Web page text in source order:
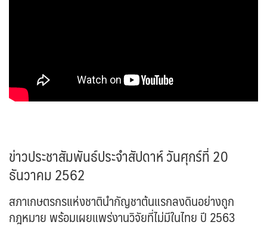
ข่าวประชาสัมพันธ์ประจำสัปดาห์ วันศุกร์ที่ 20
ธันวาคม 2562
สภาเกษตรกรแห่งชาตินำกัญชาต้นแรกลงดินอย่างถูก
กฎหมาย พร้อมเผยแพร่งานวิจัยที่ไม่มีในไทย ปี 2563